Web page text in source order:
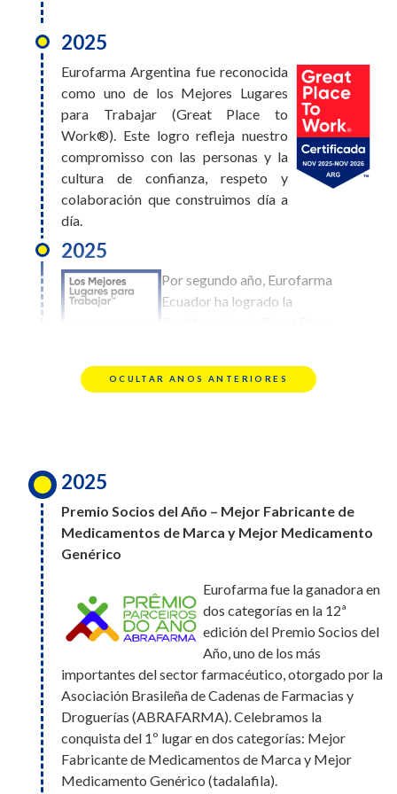
Eurofarma Bolivia obtuvo el
puesto #10 en el ranking de
Mejores Lugares para Trabajar.
Este logro es el reflejo de una
cultura construida entre todos,
donde el bienestar, el desarrollo y
el compromiso de cada persona hacen la diferencia
2026
Eurofarma
Uruguay alcanzó
Mejores Lugares
entre todos, donde el bienestar, el desarrollo y
el compromiso de cada persona hacen la
diferencia día a día
2026
Eurofarma Paraguay fue
reconocida en el puesto N.º 4 del
ranking de Mejores Lugares para
Trabajar en Paraguay. Además,
somos la única compañía
farmacéutica en participar del
ranking, lo que refuerza nuestro compromiso con las
personas y nuestra cultura.
2025
Eurofarma Argentina fue reconocida
como uno de los Mejores Lugares
para Trabajar (Great Place to
Work®). Este logro refleja nuestro
compromisso con las personas y la
cultura de confianza, respeto y
colaboración que construimos día a
día.
2025
Por segundo año, Eurofarma
Ecuador ha logrado la
reconocimiento refleja
nuestro compromiso con el bienestar, la
Eurofarma fue elegida Socia del
Año por la Asociación Brasileña de
Droguerías (Abrafarma),
obteniendo los premios a Mejor Fabricante de
Medicamentos de Marca y Mejor Producto de
Medicamento Genérico. Además de estas dos
victorias, la compañía recibió un total de cuatro
nominaciones: Mejor Fabricante de Medicamentos
de Marca, Mejor Fabricante de Medicamentos
Genéricos y Mejor Producto de Medicamento
Genérico.
OCULTAR ANOS ANTERIORES
2025
Premio Socios del Año – Mejor Fabricante de
Medicamentos de Marca y Mejor Medicamento
Genérico
Eurofarma fue la ganadora en
dos categorías en la 12ª
edición del Premio Socios del
Año, uno de los más
importantes del sector farmacéutico, otorgado por la
Asociación Brasileña de Cadenas de Farmacias y
Droguerías (ABRAFARMA). Celebramos la
conquista del 1º lugar en dos categorías: Mejor
Fabricante de Medicamentos de Marca y Mejor
Medicamento Genérico (tadalafila).